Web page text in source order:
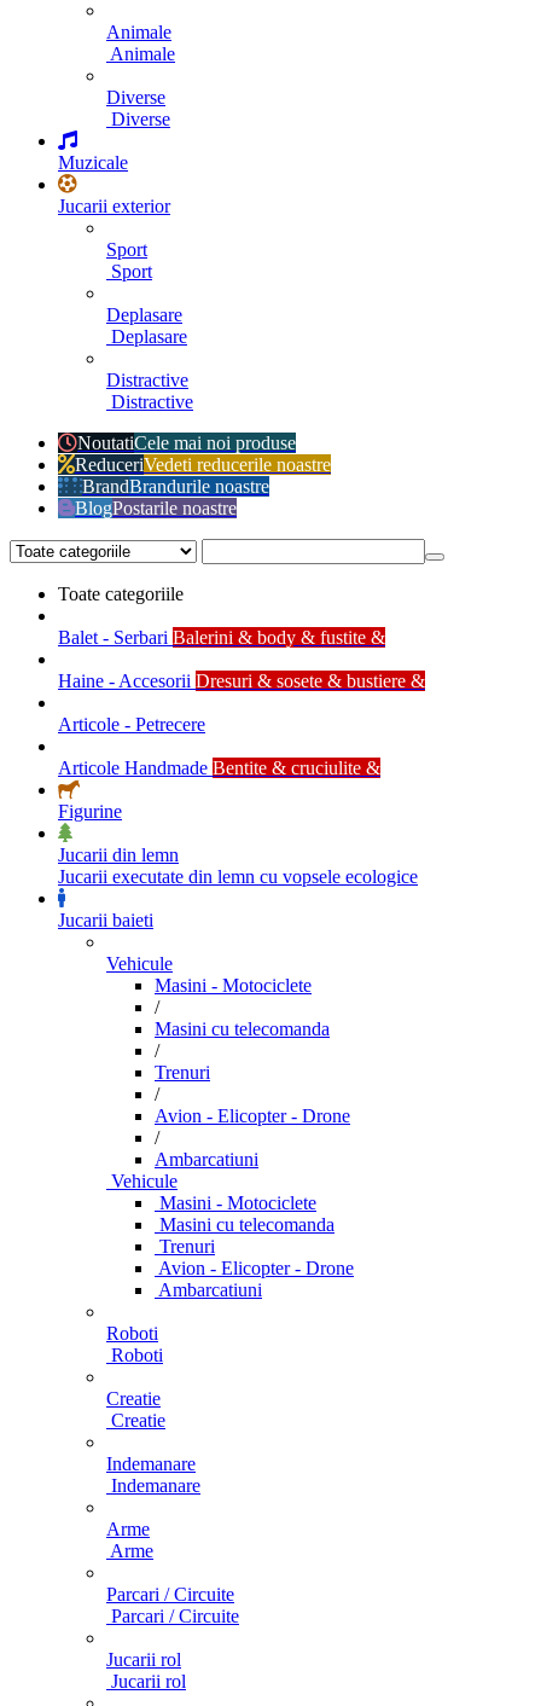
Animale
Animale
Diverse
Diverse
Muzicale
Jucarii exterior
Sport
Sport
Deplasare
Deplasare
Distractive
Distractive
NoutatiCele mai noi produse
ReduceriVedeti reducerile noastre
BrandBrandurile noastre
BlogPostarile noastre
Toate categoriile
Balet - Serbari Balerini & body & fustite &
Haine - Accesorii Dresuri & sosete & bustiere &
Articole - Petrecere
Articole Handmade Bentite & cruciulite &
Figurine
Jucarii din lemn
Jucarii executate din lemn cu vopsele ecologice
Jucarii baieti
Vehicule
Masini - Motociclete
/
Masini cu telecomanda
/
Trenuri
/
Avion - Elicopter - Drone
/
Ambarcatiuni
Vehicule
Masini - Motociclete
Masini cu telecomanda
Trenuri
Avion - Elicopter - Drone
Ambarcatiuni
Roboti
Roboti
Creatie
Creatie
Indemanare
Indemanare
Arme
Arme
Parcari / Circuite
Parcari / Circuite
Jucarii rol
Jucarii rol